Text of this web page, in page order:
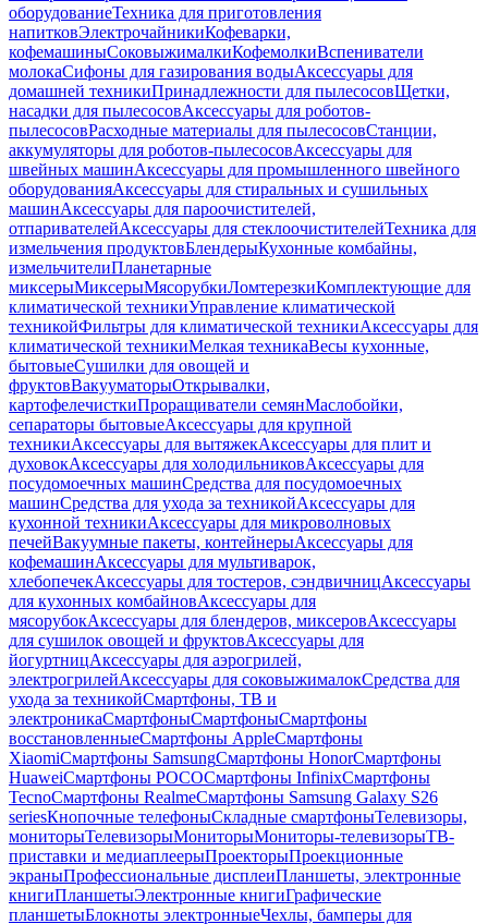
оборудованиеТехника для приготовления
напитковЭлектрочайникиКофеварки,
кофемашиныСоковыжималкиКофемолкиВспениватели
молокаСифоны для газирования водыАксессуары для
домашней техникиПринадлежности для пылесосовЩетки,
насадки для пылесосовАксессуары для роботов-
пылесосовРасходные материалы для пылесосовСтанции,
аккумуляторы для роботов-пылесосовАксессуары для
швейных машинАксессуары для промышленного швейного
оборудованияАксессуары для стиральных и сушильных
машинАксессуары для пароочистителей,
отпаривателейАксессуары для стеклоочистителейТехника для
измельчения продуктовБлендерыКухонные комбайны,
измельчителиПланетарные
миксерыМиксерыМясорубкиЛомтерезкиКомплектующие для
климатической техникиУправление климатической
техникойФильтры для климатической техникиАксессуары для
климатической техникиМелкая техникаВесы кухонные,
бытовыеСушилки для овощей и
фруктовВакууматорыОткрывалки,
картофелечисткиПроращиватели семянМаслобойки,
сепараторы бытовыеАксессуары для крупной
техникиАксессуары для вытяжекАксессуары для плит и
духовокАксессуары для холодильниковАксессуары для
посудомоечных машинСредства для посудомоечных
машинСредства для ухода за техникойАксессуары для
кухонной техникиАксессуары для микроволновых
печейВакуумные пакеты, контейнерыАксессуары для
кофемашинАксессуары для мультиварок,
хлебопечекАксессуары для тостеров, сэндвичницАксессуары
для кухонных комбайновАксессуары для
мясорубокАксессуары для блендеров, миксеровАксессуары
для сушилок овощей и фруктовАксессуары для
йогуртницАксессуары для аэрогрилей,
электрогрилейАксессуары для соковыжималокСредства для
ухода за техникойСмартфоны, ТВ и
электроникаСмартфоныСмартфоныСмартфоны
восстановленныеСмартфоны AppleСмартфоны
XiaomiСмартфоны SamsungСмартфоны HonorСмартфоны
HuaweiСмартфоны POCOСмартфоны InfinixСмартфоны
TecnoСмартфоны RealmeСмартфоны Samsung Galaxy S26
seriesКнопочные телефоныСкладные смартфоныТелевизоры,
мониторыТелевизорыМониторыМониторы-телевизорыТВ-
приставки и медиаплеерыПроекторыПроекционные
экраныПрофессиональные дисплеиПланшеты, электронные
книгиПланшетыЭлектронные книгиГрафические
планшетыБлокноты электронныеЧехлы, бамперы для